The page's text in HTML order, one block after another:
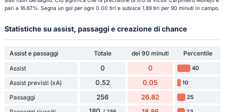
pari a 16.67%. Segna un gol per ogni 0.00 tiri e subisce 1.89 tiri per 90 minuti in campo.
Statistiche su assist, passaggi e creazione di chance
Assist e passaggi Totale dei 90 minuti
Percentile
Assist
0 0 40
Assist previsti (xA) 0.52 0.05 10
Passaggi 256 26.82 25